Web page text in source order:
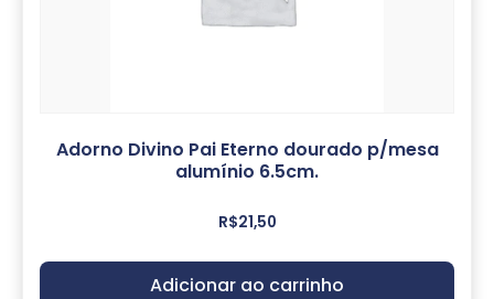
Adorno Divino Pai Eterno dourado p/mesa
alumínio 6.5cm.
R$21,50
Adicionar ao carrinho